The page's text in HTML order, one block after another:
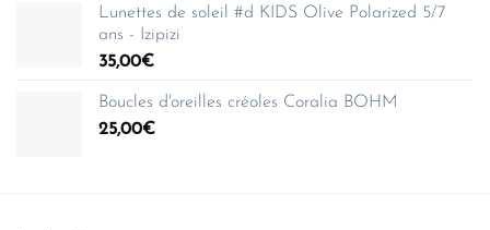
Lunettes de soleil #d KIDS Olive Polarized 5/7
ans - Izipizi
35,00€
Boucles d'oreilles créoles Coralia BOHM
25,00€